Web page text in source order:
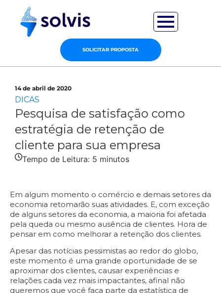
SOLICITAR PROPOSTA
14 de abril de 2020
DICAS
Pesquisa de satisfação como
estratégia de retenção de
cliente para sua empresa
Tempo de Leitura: 5 minutos
Em algum momento o comércio e demais setores da
economia retomarão suas atividades. E, com exceção
de alguns setores da economia, a maioria foi afetada
pela queda ou mesmo ausência de clientes. Hora de
pensar em como melhorar a retenção dos clientes.
Apesar das notícias pessimistas ao redor do globo,
este momento é uma grande oportunidade de se
aproximar dos clientes, causar experiências e
relações cada vez mais impactantes, afinal não
queremos que você faça parte da estatística de